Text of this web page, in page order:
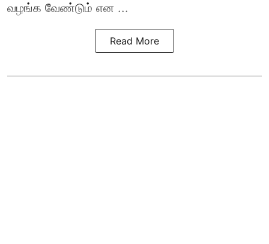
வழங்க வேண்டும் என ...
Read More